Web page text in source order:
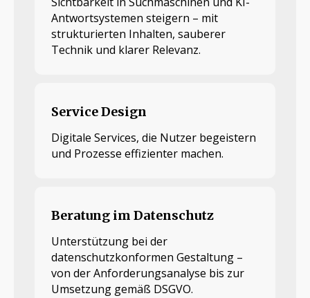
Antwortsystemen steigern – mit
strukturierten Inhalten, sauberer
Technik und klarer Relevanz.
Service Design
Digitale Services, die Nutzer begeistern
und Prozesse effizienter machen.
Beratung im Datenschutz
Unterstützung bei der
datenschutzkonformen Gestaltung –
von der Anforderungsanalyse bis zur
Umsetzung gemäß DSGVO.